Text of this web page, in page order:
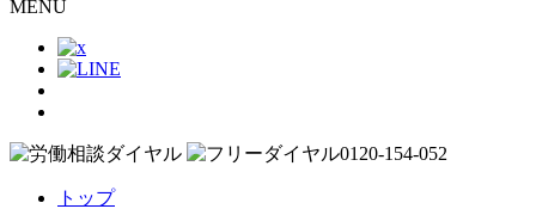
MENU
トップ